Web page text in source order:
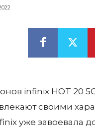
infinix HOT 20
своими
уже завоевала